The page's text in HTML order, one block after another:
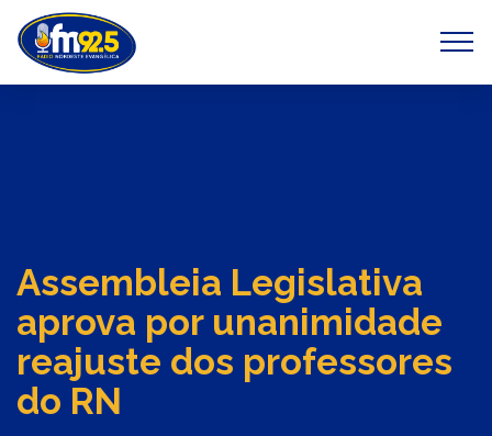
Previous Next
Assembleia Legislativa
aprova por unanimidade
reajuste dos professores
do RN